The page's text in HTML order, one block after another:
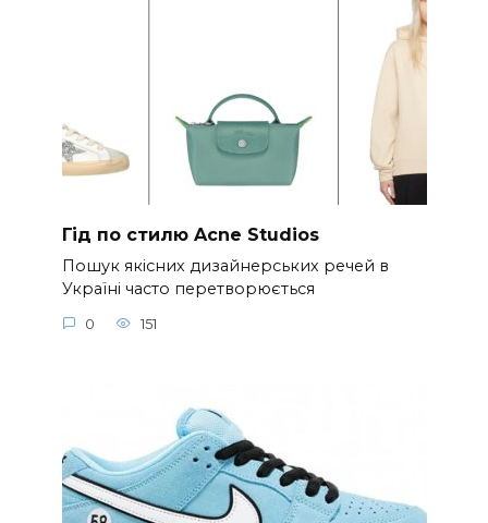
Гід по стилю Acne Studios
Пошук якісних дизайнерських речей в
Україні часто перетворюється
0 151